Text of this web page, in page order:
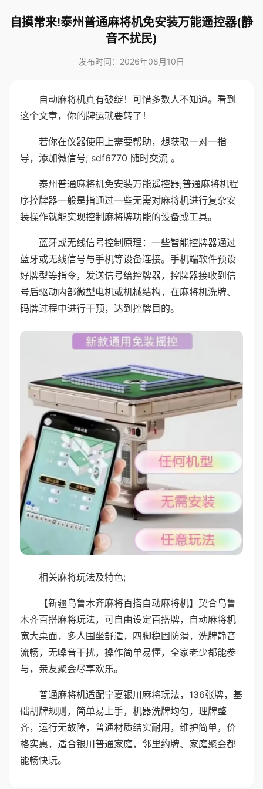
自摸常来!泰州普通麻将机免安装万能遥控器(静
音不扰民)
发布时间：2026年08月10日
自动麻将机真有破绽！可惜多数人不知道。看到
这个文章，你的牌运就要转了！
若你在仪器使用上需要帮助，想获取一对一指
导，添加微信号; sdf6770 随时交流 。
泰州普通麻将机免安装万能遥控器;普通麻将机程
序控牌器一般是指通过一些无需对麻将机进行复杂安
装操作就能实现控制麻将牌功能的设备或工具。
蓝牙或无线信号控制原理：一些智能控牌器通过
蓝牙或无线信号与手机等设备连接。手机端软件预设
好牌型等指令，发送信号给控牌器，控牌器接收到信
号后驱动内部微型电机或机械结构，在麻将机洗牌、
码牌过程中进行干预，达到控牌目的。
相关麻将玩法及特色;
【新疆乌鲁木齐麻将百搭自动麻将机】契合乌鲁
木齐百搭麻将玩法，可自由设定百搭牌，自动麻将机
宽大桌面，多人围坐舒适，四脚稳固防滑，洗牌静音
流畅，无噪音干扰，操作简单易懂，全家老少都能参
与，亲友聚会尽享欢乐。
普通麻将机适配宁夏银川麻将玩法，136张牌，基
础胡牌规则，简单易上手，机器洗牌均匀，理牌整
齐，运行无故障，普通材质结实耐用，维护简单，价
格实惠，适合银川普通家庭，邻里约牌、家庭聚会都
能畅快玩。